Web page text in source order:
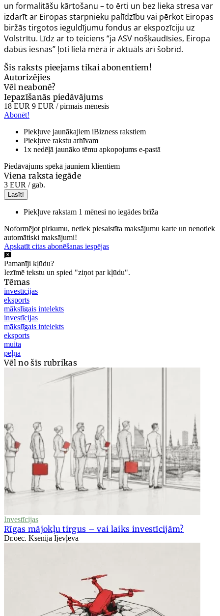
un formalitāšu kārtošanu – to ērti un bez lieka stresa var
izdarīt ar Eiropas starpnieku palīdzību vai pērkot Eiropas
biržās tirgotos ieguldījumu fondus ar ekspozīciju uz
Volstrītu. Līdz ar to teiciens “ja ASV nošķaudīsies, Eiropa
dabūs iesnas” ļoti lielā mērā ir aktuāls arī šobrīd.
Šis raksts pieejams tikai abonentiem!
Autorizējies
Vēl neabonē?
Iepazīšanās piedāvājums
18 EUR 9 EUR / pirmais mēnesis
Abonēt!
Piekļuve jaunākajiem iBizness rakstiem
Piekļuve rakstu arhīvam
1x nedēļā jaunāko tēmu apkopojums e-pastā
Piedāvājums spēkā jauniem klientiem
Viena raksta iegāde
3 EUR / gab.
Lasīt!
Piekļuve rakstam 1 mēnesi no iegādes brīža
Noformējot pirkumu, netiek piesaistīta maksājumu karte un nenotiek
automātiski maksājumi!
Apskatīt citas abonēšanas iespējas
Pamanīji kļūdu?
Iezīmē tekstu un spied "ziņot par kļūdu".
Tēmas
investīcijas
eksports
mākslīgais intelekts
investīcijas
mākslīgais intelekts
eksports
muita
peļņa
Vēl no šīs rubrikas
Investīcijas
Rīgas mājokļu tirgus – vai laiks investīcijām?
Dr.oec. Ksenija Ijevļeva